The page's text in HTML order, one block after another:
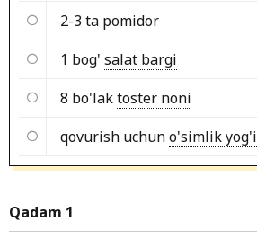
2-3 ta pomidor
1 bog' salat bargi
8 bo'laktoster noni
qovurish uchuno'simlik yog'i
Qadam 1